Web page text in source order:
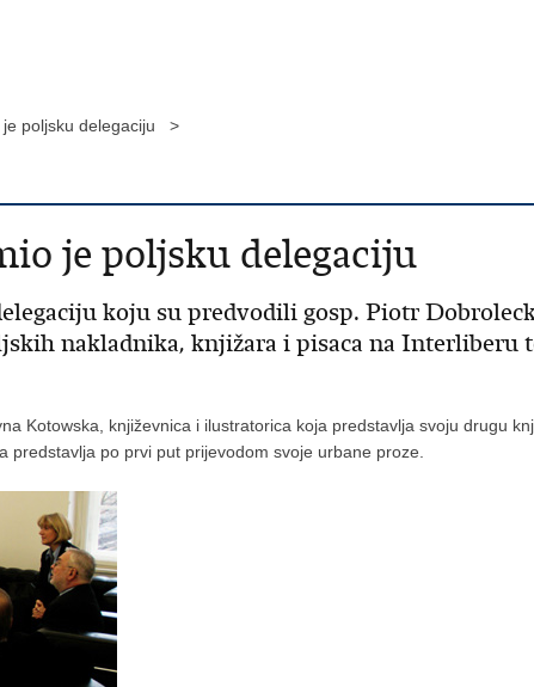
je poljsku delegaciju >
je poljsku delegaciju
koju su predvodili gosp. Piotr
nakladnika, knjižara i pisaca na Interliberu
Kotowska, književnica i ilustratorica koja predstavlja svoju drugu
po prvi put prijevodom svoje urbane proze.